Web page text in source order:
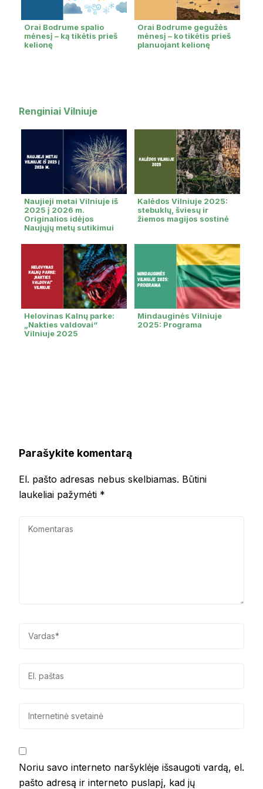
Orai Bodrume spalio
mėnesį – ką tikėtis prieš
kelionę
Orai Bodrume gegužės
mėnesį – ko tikėtis prieš
planuojant kelionę
Renginiai Vilniuje
Naujieji metai Vilniuje iš
2025 į 2026 m.
Originalios idėjos
Naujųjų metų sutikimui
Kalėdos Vilniuje 2025:
stebuklų, šviesų ir
žiemos magijos sostinė
Helovinas Kalnų parke:
„Nakties valdovai“
Vilniuje 2025
Mindauginės Vilniuje
2025: Programa
Parašykite komentarą
El. pašto adresas nebus skelbiamas. Būtini
laukeliai pažymėti *
Noriu savo interneto naršyklėje išsaugoti vardą, el.
pašto adresą ir interneto puslapį, kad jų